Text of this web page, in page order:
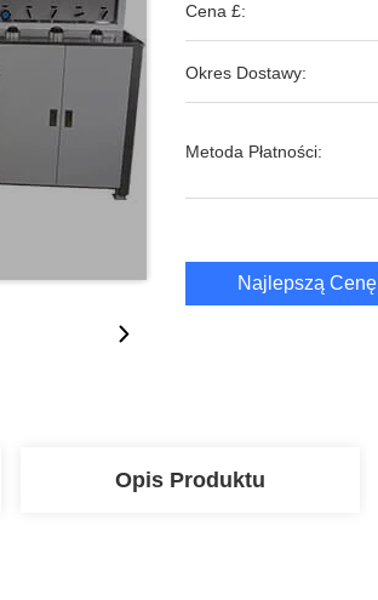
Cena £:
Okres Dostawy:
Metoda Płatności:
Najlepszą Cenę
Opis Produktu